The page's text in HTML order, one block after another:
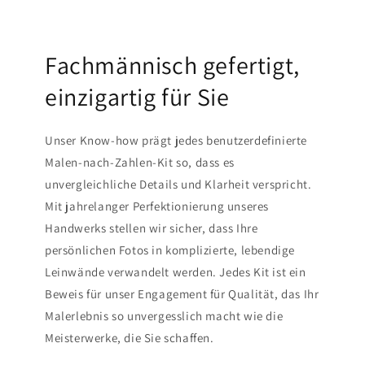
Fachmännisch gefertigt,
einzigartig für Sie
Unser Know-how prägt jedes benutzerdefinierte
Malen-nach-Zahlen-Kit so, dass es
unvergleichliche Details und Klarheit verspricht.
Mit jahrelanger Perfektionierung unseres
Handwerks stellen wir sicher, dass Ihre
persönlichen Fotos in komplizierte, lebendige
Leinwände verwandelt werden. Jedes Kit ist ein
Beweis für unser Engagement für Qualität, das Ihr
Malerlebnis so unvergesslich macht wie die
Meisterwerke, die Sie schaffen.